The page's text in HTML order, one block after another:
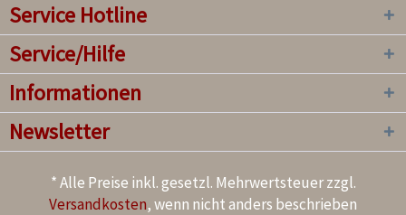
Service Hotline
Service/Hilfe
Informationen
Newsletter
* Alle Preise inkl. gesetzl. Mehrwertsteuer zzgl.
Versandkosten, wenn nicht anders beschrieben